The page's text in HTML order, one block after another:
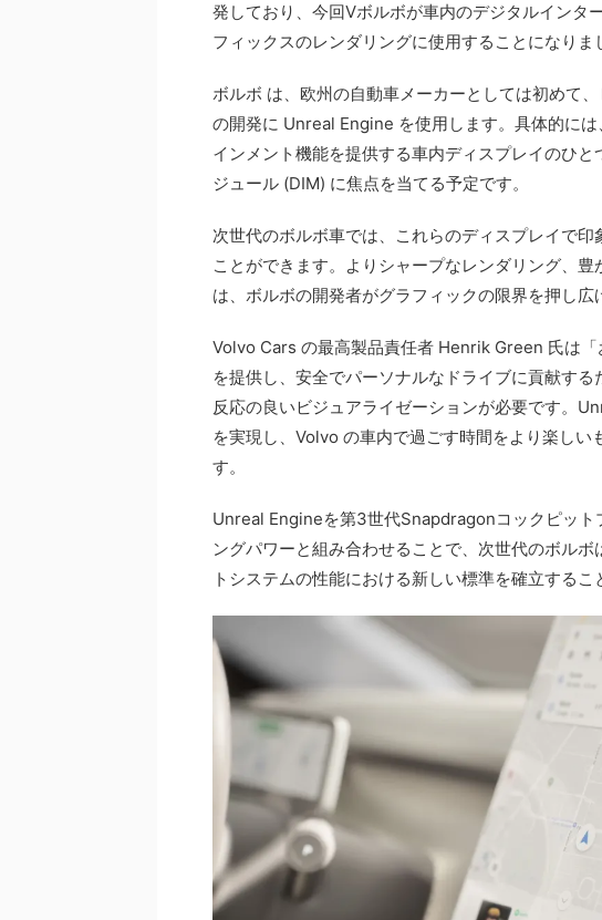
発しており、今回Vボルボが車内のデジタルインタ
フィックスのレンダリングに使用することになりま
ボルボ は、欧州の自動車メーカーとしては初めて
の開発に Unreal Engine を使用します。具体的に
インメント機能を提供する車内ディスプレイのひ
ジュール (DIM) に焦点を当てる予定です。
次世代のボルボ車では、これらのディスプレイで
ことができます。よりシャープなレンダリング、
は、ボルボの開発者がグラフィックの限界を押し広
Volvo Cars の最高製品責任者 Henrik Green 氏は
を提供し、安全でパーソナルなドライブに貢献する
反応の良いビジュアライゼーションが必要です。
を実現し、Volvo の車内で過ごす時間をより楽しい
す。
Unreal Engineを第3世代Snapdragonコックピット
ングパワーと組み合わせることで、次世代のボル
トシステムの性能における新しい標準を確立するこ